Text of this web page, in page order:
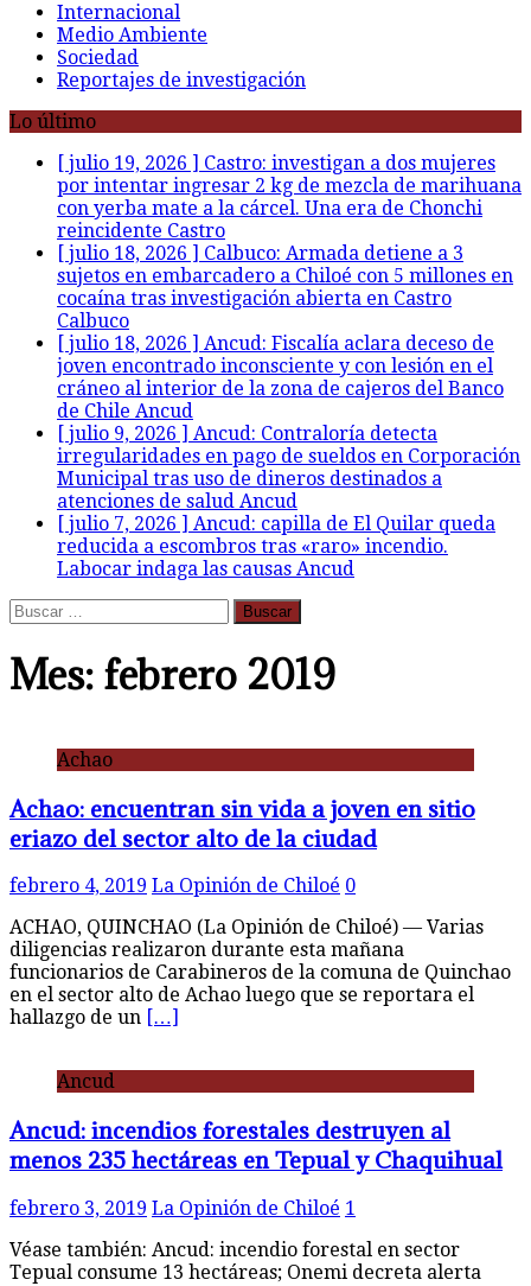
Internacional
Medio Ambiente
Sociedad
Reportajes de investigación
Lo último
[ julio 19, 2026 ] Castro: investigan a dos mujeres
por intentar ingresar 2 kg de mezcla de marihuana
con yerba mate a la cárcel. Una era de Chonchi
reincidente Castro
[ julio 18, 2026 ] Calbuco: Armada detiene a 3
sujetos en embarcadero a Chiloé con 5 millones en
cocaína tras investigación abierta en Castro
Calbuco
[ julio 18, 2026 ] Ancud: Fiscalía aclara deceso de
joven encontrado inconsciente y con lesión en el
cráneo al interior de la zona de cajeros del Banco
de Chile Ancud
[ julio 9, 2026 ] Ancud: Contraloría detecta
irregularidades en pago de sueldos en Corporación
Municipal tras uso de dineros destinados a
atenciones de salud Ancud
[ julio 7, 2026 ] Ancud: capilla de El Quilar queda
reducida a escombros tras «raro» incendio.
Labocar indaga las causas Ancud
Buscar:
Mes: febrero 2019
Achao
Achao: encuentran sin vida a joven en sitio
eriazo del sector alto de la ciudad
febrero 4, 2019 La Opinión de Chiloé 0
ACHAO, QUINCHAO (La Opinión de Chiloé) — Varias
diligencias realizaron durante esta mañana
funcionarios de Carabineros de la comuna de Quinchao
en el sector alto de Achao luego que se reportara el
hallazgo de un […]
Ancud
Ancud: incendios forestales destruyen al
menos 235 hectáreas en Tepual y Chaquihual
febrero 3, 2019 La Opinión de Chiloé 1
Véase también: Ancud: incendio forestal en sector
Tepual consume 13 hectáreas; Onemi decreta alerta